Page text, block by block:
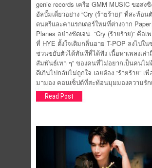
genie records เครือ GMM MUSIC ขอส่งซิ
อัลบั้มเดี่ยวอย่าง “Cry (ร้ายร้าย)” ที่สะท้อน
ดนตรีและคาแรกเตอร์ใหม่ที่ต่างจาก Paper
Planes อย่างชัดเจน “Cry (ร้ายร้าย)” คือเ
ที่ HYE ตั้งใจเติมกลิ่นอาย T-POP ลงไปใ
ชวนขยับตัวได้ทันทีที่ได้ฟัง เนื้อหาเพลงเล่า
สัมพันธ์เทา ๆ” ของคนที่ไม่อยากเป็นคนไม่
ดีเกินไปกลับไม่ถูกใจ เลยต้อง “ร้ายร้าย” เ
มามอง คอนเซ็ปต์ที่สะท้อนมุมมองความรั
Read Post